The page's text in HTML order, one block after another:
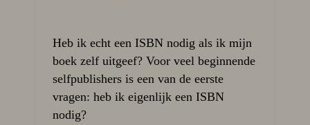
Heb ik echt een ISBN nodig als ik mijn
boek zelf uitgeef? Voor veel beginnende
selfpublishers is een van de eerste
vragen: heb ik eigenlijk een ISBN
nodig?